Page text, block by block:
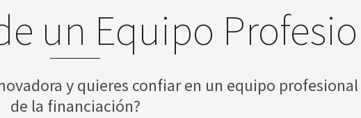
un Equipo
y quieres confiar en un equipo
de la financiación?